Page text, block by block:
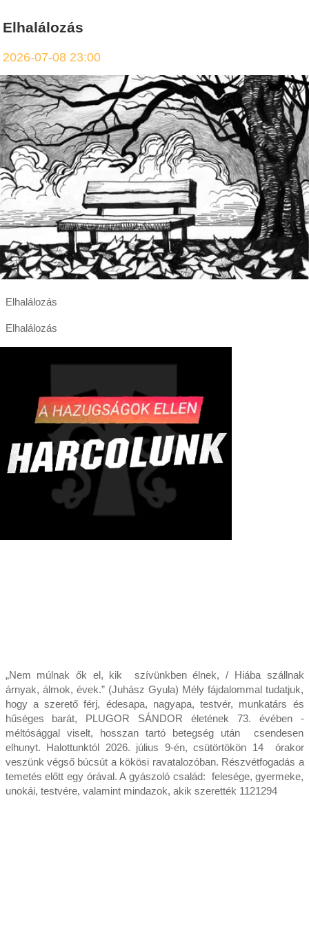
Elhalálozás
2026-07-08 23:00
Elhalálozás
Elhalálozás
„Nem múlnak ők el, kik szívünkben élnek, / Hiába szállnak
árnyak, álmok, évek.” (Juhász Gyula) Mély fájdalommal tudatjuk,
hogy a szerető férj, édesapa, nagyapa, testvér, munkatárs és
hűséges barát, PLUGOR SÁNDOR életének 73. évében ­
méltósággal viselt, hosszan tartó betegség után csendesen
elhunyt. Halottunktól 2026. július 9-én, csütörtökön 14 órakor
veszünk végső búcsút a kökösi ravatalozóban. Részvétfogadás a
temetés előtt egy órával. A gyászoló család: felesége, gyermeke,
unokái, testvére, valamint mindazok, akik szerették 1121294